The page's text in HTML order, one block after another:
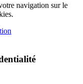
navigation sur le